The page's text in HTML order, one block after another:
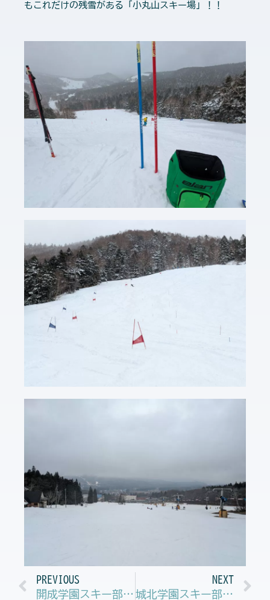
もこれだけの残雪がある「小丸山スキー場」！！
Prev
PREVIOUS
開成学園スキー部合宿無事終了
NEXT
城北学園スキー部 春合宿